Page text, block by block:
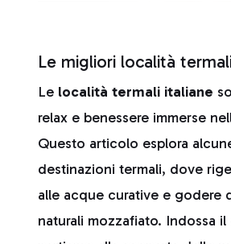
Le migliori località
Le località termali italiane
relax e benessere immerse
Questo articolo esplora
destinazioni termali, dove
alle acque curative e godere
naturali mozzafiato. Indossa